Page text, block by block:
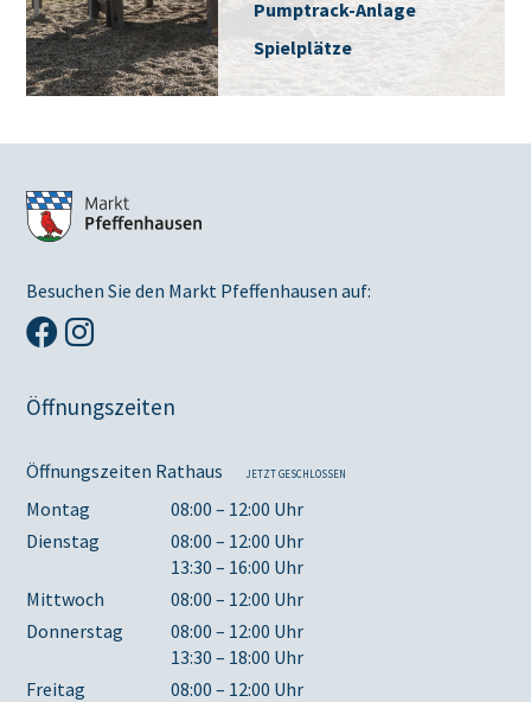
Pumptrack-Anlage
Spielplätze
Besuchen Sie den Markt Pfeffenhausen auf:
Öffnungszeiten
Öffnungszeiten Rathaus JETZT GESCHLOSSEN
Montag
08:00 – 12:00 Uhr
Dienstag
08:00 – 12:00 Uhr
13:30 – 16:00 Uhr
Mittwoch
08:00 – 12:00 Uhr
Donnerstag
08:00 – 12:00 Uhr
13:30 – 18:00 Uhr
Freitag
08:00 – 12:00 Uhr